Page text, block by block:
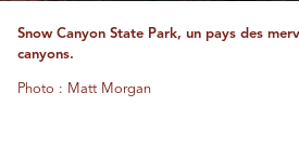
Snow Canyon State Park, un pays des
canyons.
Photo : Matt Morgan